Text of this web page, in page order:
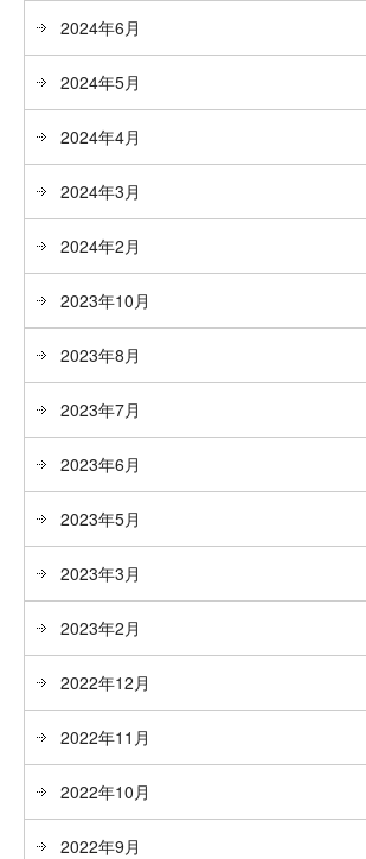
2024年6月
2024年5月
2024年4月
2024年3月
2024年2月
2023年10月
2023年8月
2023年7月
2023年6月
2023年5月
2023年3月
2023年2月
2022年12月
2022年11月
2022年10月
2022年9月